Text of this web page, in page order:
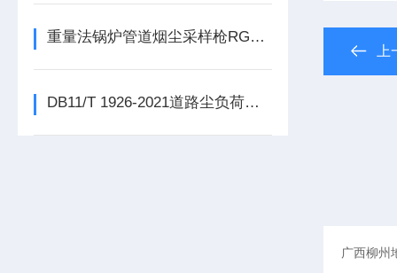
重量法锅炉管道烟尘采样枪RGCY-1
DB11/T 1926-2021道路尘负荷车载移动监测与评价技术规范